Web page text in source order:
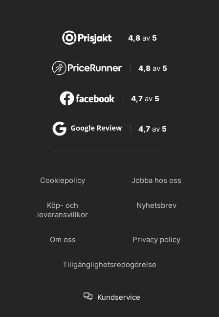
4,8av 5
4,8 av 5
4,7 av 5
4,7 av 5
Cookiepolicy Jobba hos oss
Köp- och
leveransvillkor
Nyhetsbrev
Om oss Privacy policy
Tillgänglighetsredogörelse
Kundservice